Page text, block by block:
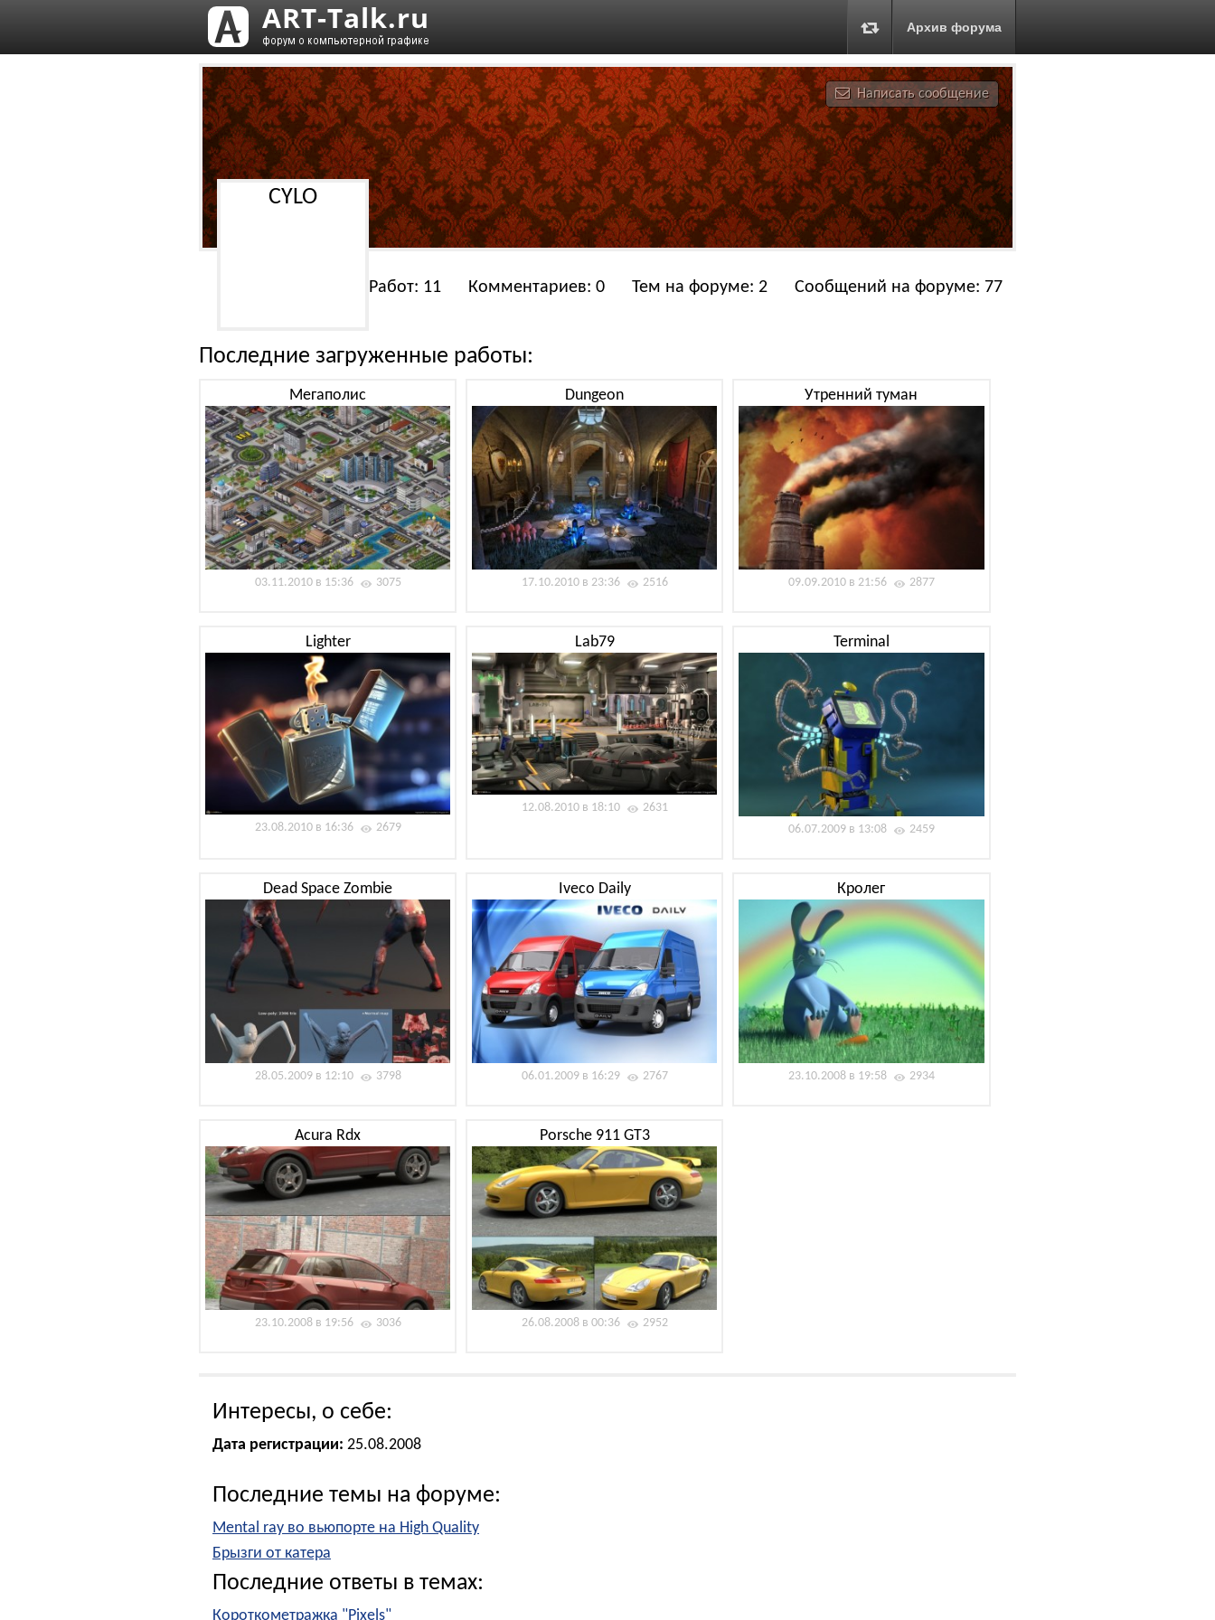
Архив форума
Написать сообщение
CYLO
Работ: 11 Комментариев: 0 Тем на форуме: 2 Сообщений на форуме: 77
Последние загруженные работы:
Мегаполис
03.11.2010 в 15:36 3075
Dungeon
17.10.2010 в 23:36 2516
Утренний туман
09.09.2010 в 21:56 2877
Lighter
23.08.2010 в 16:36 2679
Lab79
12.08.2010 в 18:10 2631
Terminal
06.07.2009 в 13:08 2459
Dead Space Zombie
28.05.2009 в 12:10 3798
Iveco Daily
06.01.2009 в 16:29 2767
Кролег
23.10.2008 в 19:58 2934
Acura Rdx
23.10.2008 в 19:56 3036
Porsche 911 GT3
26.08.2008 в 00:36 2952
Интересы, о себе:
Дата регистрации: 25.08.2008
Последние темы на форуме:
Mental ray во вьюпорте на High Quality
Брызги от катера
Последние ответы в темах:
Короткометражка "Pixels"